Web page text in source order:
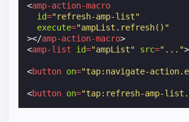
<amp-action-macro
id="refresh-amp-list"
execute="ampList.refresh()"
></amp-action-macro>
<amp-list id="ampList" src="...">
<button on="tap:navigate-
<button on="tap:refresh-amp-